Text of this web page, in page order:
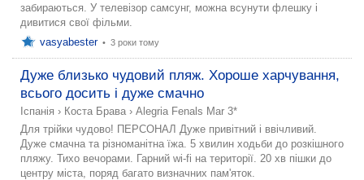
забираються. У телевізор самсунг, можна всунути флешку і
дивитися свої фільми.
vasyabester • 3 роки тому
Дуже близько чудовий пляж. Хороше харчування,
всього досить і дуже смачно
Іспанія › Коста Брава › Alegria Fenals Mar 3*
Для трійки чудово! ПЕРСОНАЛ Дуже привітний і ввічливий.
Дуже смачна та різноманітна їжа. 5 хвилин ходьби до розкішного
пляжу. Тихо вечорами. Гарний wi-fi на території. 20 хв пішки до
центру міста, поряд багато визначних пам'яток.